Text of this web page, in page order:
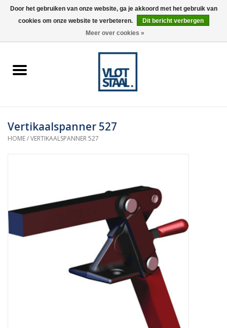
0 Artikelen - €0,00
spanners
Winkelwagen
Vertikaalspanner 527
HOME/VERTIKAALSPANNER 527
Door het gebruiken van onze website, ga je akkoord met het gebruik van
cookies om onze website te verbeteren.
Dit bericht verbergen
Meer over cookies »